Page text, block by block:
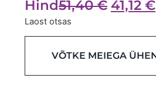
Hind51,40€ 41,12 €
Laost otsas
VÕTKE MEIEGA